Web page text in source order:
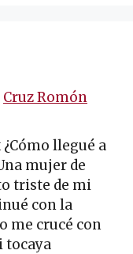
Cruz Romón
llegué a
mujer de
triste de mi
con la
me crucé con
tocaya